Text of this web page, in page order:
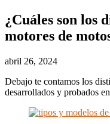
¿Cuáles son los
motores de
abril 26, 2024
Debajo te contamos los
desarrollados y probados